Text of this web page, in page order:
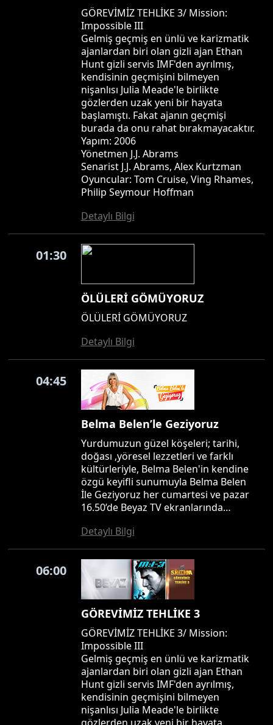
GÖREVİMİZ TEHLİKE 3/ Mission:
Impossible III
Gelmiş geçmiş en ünlü ve karizmatik
ajanlardan biri olan gizli ajan Ethan
Hunt gizli servis IMF'den ayrılmış,
kendisinin geçmişini bilmeyen
nişanlısı Julia Meade'le birlikte
gözlerden uzak yeni bir hayata
başlamıştı. Fakat ajanın geçmişi
burada da onu rahat bırakmayacaktır.
Yapım: 2006
Yönetmen J.J. Abrams
Senarist J.J. Abrams, Alex Kurtzman
Oyuncular: Tom Cruise, Ving Rhames,
Philip Seymour Hoffman
Detaylı Bilgi
01:30
ÖLÜLERİ GÖMÜYORUZ
ÖLÜLERİ GÖMÜYORUZ
Detaylı Bilgi
04:45
Belma Belen’le Geziyoruz
Yurdumuzun güzel köşeleri; tarihi,
doğası ,yöresel lezzetleri ve farklı
kültürleriyle, Belma Belen'in kendine
özgü keyifli sunumuyla Belma Belen
İle Geziyoruz her cumartesi ve pazar
16.50’de Beyaz TV ekranlarında…
Detaylı Bilgi
06:00
GÖREVİMİZ TEHLİKE 3
GÖREVİMİZ TEHLİKE 3/ Mission:
Impossible III
Gelmiş geçmiş en ünlü ve karizmatik
ajanlardan biri olan gizli ajan Ethan
Hunt gizli servis IMF'den ayrılmış,
kendisinin geçmişini bilmeyen
nişanlısı Julia Meade'le birlikte